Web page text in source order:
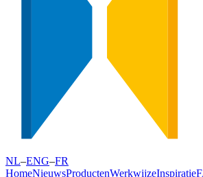
NL–ENG–FR
HomeNieuwsProductenWerkwijzeInspiratie